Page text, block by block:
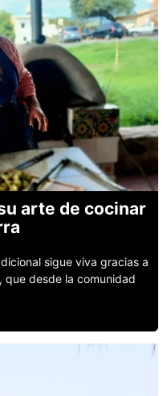
arte de cocinar
sigue viva gracias a
que desde la comunidad